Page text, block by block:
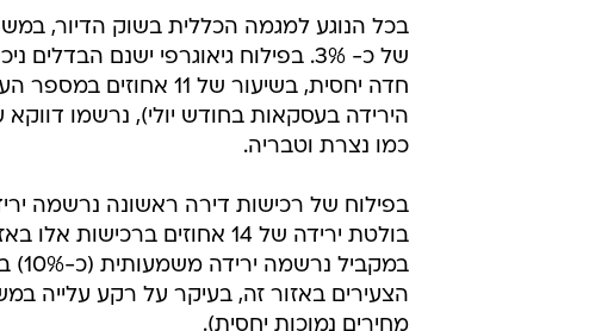
בכל הנוגע למגמה הכללית בשוק הדיור,
של כ- 3%. בפילוח גיאוגרפי ישנם
חדה יחסית, בשיעור של
הירידה בעסקאות בחודש יולי), נרשמו
כמו נצרת וטבריה.
בולטת ירידה של 14 אחוזים
הצעירים באזור זה, בעיקר על רקע עלייה
מחירים נמוכות יחסית).